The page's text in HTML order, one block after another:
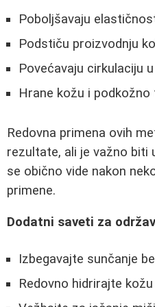
Poboljšavaju
Podstiču proizvodnju
Povećavaju cirkulaciju
Hrane kožu i podkožno
Redovna primena ovih
rezultate, ali je važno biti
se obično vide nakon
primene.
Dodatni saveti za
Izbegavajte sunčanje
Redovno hidrirajte kožu